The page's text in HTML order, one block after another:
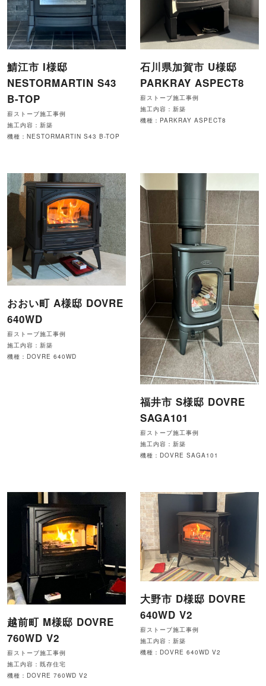
鯖江市 I様邸
NESTORMARTIN S43
B-TOP
薪ストーブ施工事例
施工内容：新築
機種：NESTORMARTIN S43 B-TOP
石川県加賀市 U様邸
PARKRAY ASPECT8
薪ストーブ施工事例
施工内容：新築
機種：PARKRAY ASPECT8
おおい町 A様邸 DOVRE
640WD
薪ストーブ施工事例
施工内容：新築
機種：DOVRE 640WD
福井市 S様邸 DOVRE
SAGA101
薪ストーブ施工事例
施工内容：新築
機種：DOVRE SAGA101
越前町 M様邸 DOVRE
760WD V2
薪ストーブ施工事例
施工内容：既存住宅
機種：DOVRE 760WD V2
大野市 D様邸 DOVRE
640WD V2
薪ストーブ施工事例
施工内容：新築
機種：DOVRE 640WD V2